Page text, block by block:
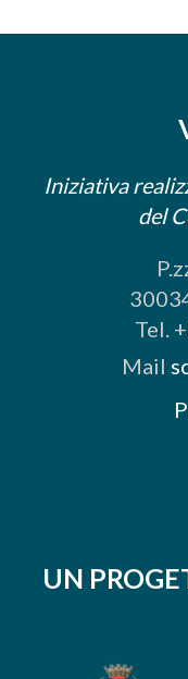
Iniziativa
del
Tel.
Mail
UN